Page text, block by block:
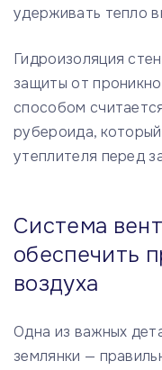
удерживать тепло
Гидроизоляция
защиты от
способом
рубероида,
утеплителя перед
Система
обеспечить
воздуха
Одна из важных
землянки —